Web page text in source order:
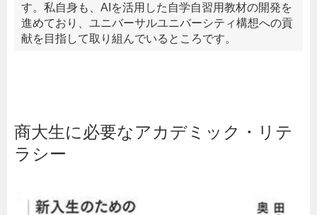
す。私自身も、AIを活用した自学自習用教材の開発を
進めており、ユニバーサルユニバーシティ構想への貢
献を目指して取り組んでいるところです。
商大生に必要なアカデミック・リテ
ラシー